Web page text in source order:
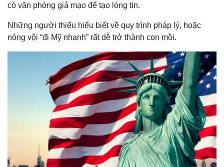
có văn phòng giả mạo để tạo lòng tin.
Những người thiếu hiểu biết về quy trình pháp lý, hoặc
nóng vội “đi Mỹ nhanh” rất dễ trở thành con mồi.